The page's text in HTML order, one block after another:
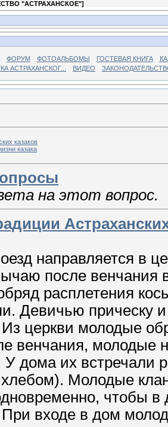
"АСТРАХАНСКОЕ"]
ФОРУМ ФОТОАЛЬБОМЫ ГОСТЕВАЯ КНИГА
АСТРАХАНСКОГ...
ВИДЕО
казаков
казака
на этот вопрос.
направляется в
после венчания
расплетения
Девичью прическу
церкви молодые
венчания, молодые
дома их встречали
хлебом). Молодые
чтобы
При входе в дом